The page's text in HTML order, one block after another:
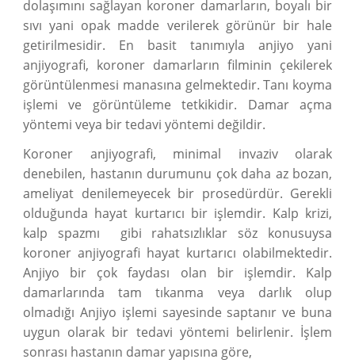
dolaşımını sağlayan koroner damarların, boyalı bir
sıvı yani opak madde verilerek görünür bir hale
getirilmesidir. En basit tanımıyla anjiyo yani
anjiyografi, koroner damarların filminin çekilerek
görüntülenmesi manasına gelmektedir. Tanı koyma
işlemi ve görüntüleme tetkikidir. Damar açma
yöntemi veya bir tedavi yöntemi değildir.
Koroner anjiyografi, minimal invaziv olarak
denebilen, hastanın durumunu çok daha az bozan,
ameliyat denilemeyecek bir prosedürdür. Gerekli
olduğunda hayat kurtarıcı bir işlemdir. Kalp krizi,
kalp spazmı gibi rahatsızlıklar söz konusuysa
koroner anjiyografi hayat kurtarıcı olabilmektedir.
Anjiyo bir çok faydası olan bir işlemdir. Kalp
damarlarında tam tıkanma veya darlık olup
olmadığı Anjiyo işlemi sayesinde saptanır ve buna
uygun olarak bir tedavi yöntemi belirlenir. İşlem
sonrası hastanın damar yapısına göre,